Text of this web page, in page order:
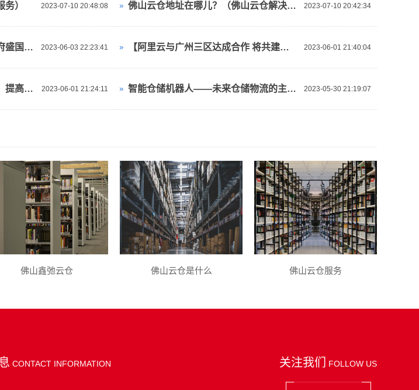
2023-07-10 20:48:08
） 2023-07-10 20:42:34
佛山云仓地址在哪儿？（佛山云仓解决方案）
2023-06-03 22:23:41
2023重点项目巡礼 | 绥芬河市天府盛国际物流产业园：对俄“云仓平台” 2023-06-01 21:40:04
【阿里云与广州三区达成合作 将共建新型算力基础设施、人工智能等】视频介绍
2023-06-01 21:24:11
仓库管理好不好？优化仓库管理，提高效率与准确性！ 2023-05-30 21:19:07
智能仓储机器人——未来仓储物流的主力军！
佛山鑫弛云仓 佛山云仓是什么 佛山云仓服务
关注我们 FOLLOW US
CONTACT INFORMATION